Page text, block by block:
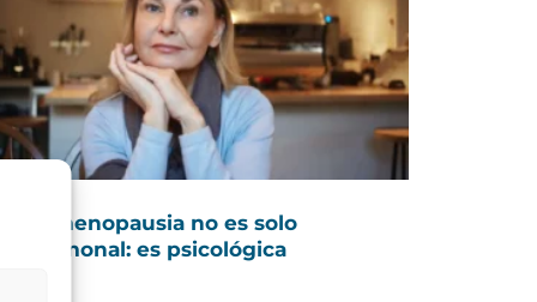
La menopausia no es solo
hormonal: es psicológica